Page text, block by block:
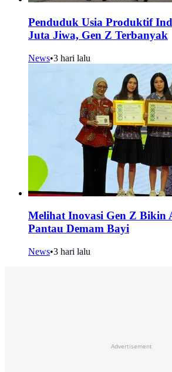
Penduduk Usia Produktif
Juta Jiwa, Gen Z Terbanyak
News•3 hari lalu
Melihat Inovasi Gen Z Bikin
Pantau Demam Bayi
News•3 hari lalu
Advertisement